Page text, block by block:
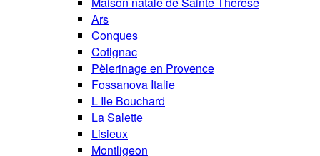
Ars
Conques
Cotignac
Pèlerinage en Provence
Fossanova Italie
L Ile Bouchard
La Salette
Lisieux
Montligeon